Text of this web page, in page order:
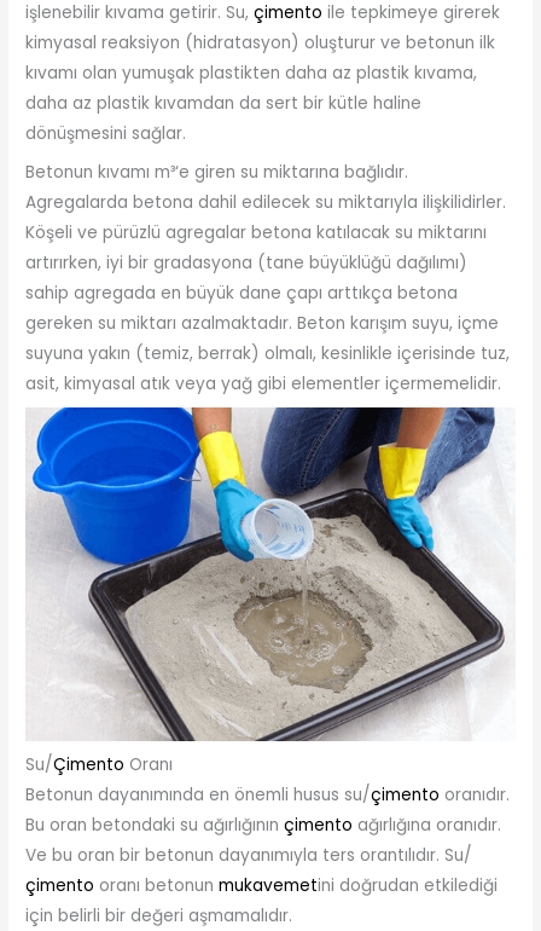
işlenebilir kıvama getirir. Su,çimento ile tepkimeye girerek
kimyasal reaksiyon (hidratasyon) oluşturur ve betonun ilk
kıvamı olan yumuşak plastikten daha az plastik kıvama,
daha az plastik kıvamdan da sert bir kütle haline
dönüşmesini sağlar.
Betonun kıvamı m³‘e giren su miktarına bağlıdır.
Agregalarda betona dahil edilecek su miktarıyla ilişkilidirler.
Köşeli ve pürüzlü agregalar betona katılacak su miktarını
artırırken, iyi bir gradasyona (tane büyüklüğü dağılımı)
sahip agregada en büyük dane çapı arttıkça betona
gereken su miktarı azalmaktadır. Beton karışım suyu, içme
suyuna yakın (temiz, berrak) olmalı, kesinlikle içerisinde tuz,
asit, kimyasal atık veya yağ gibi elementler içermemelidir.
Su/Çimento Oranı
Betonun dayanımında en önemli husus su/çimento oranıdır.
Bu oran betondaki su ağırlığınınçimento ağırlığına oranıdır.
Ve bu oran bir betonun dayanımıyla ters orantılıdır. Su/
çimento oranı betonunmukavemetini doğrudan etkilediği
için belirli bir değeri aşmamalıdır.